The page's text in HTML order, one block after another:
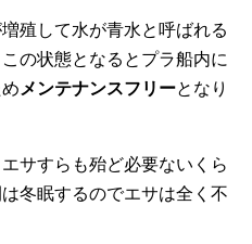
殖して水が青水と呼ばれる
の状態となるとプラ船内に
メンテナンスフリーとなり
サすらも殆ど必要ないくら
冬眠するのでエサは全く不